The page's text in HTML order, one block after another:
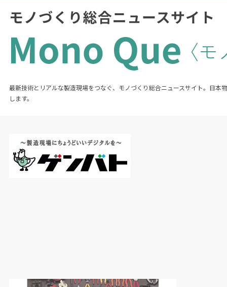
最新技術とリアルな製造現場をつなぐ、モノづくり総合ニュースサイト。日本
します。